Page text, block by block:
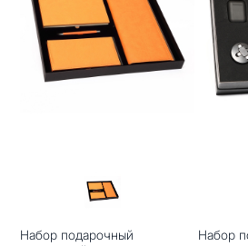
Набор подарочный
Набор